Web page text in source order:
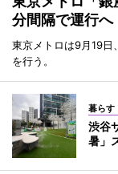
分間隔で運行へ
東京メトロは9月19日
を行う。
暮らす
渋谷
暑」